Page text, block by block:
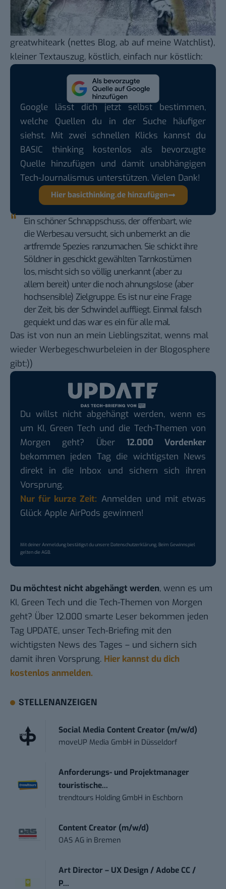
greatwhiteark (nettes Blog, ab auf meine Watchlist),
kleiner Textauszug, köstlich, einfach nur köstlich:
Google lässt dich jetzt selbst bestimmen,
welche Quellen du in der Suche häufiger
siehst. Mit zwei schnellen Klicks kannst du
BASIC thinking kostenlos als bevorzugte
Quelle hinzufügen und damit unabhängigen
Tech-Journalismus unterstützen. Vielen Dank!
Hier basicthinking.de hinzufügen
Ein schöner Schnappschuss, der offenbart, wie
die Werbesau versucht, sich unbemerkt an die
artfremde Spezies ranzumachen. Sie schickt ihre
Söldner in geschickt gewählten Tarnkostümen
los, mischt sich so völlig unerkannt (aber zu
allem bereit) unter die noch ahnungslose (aber
hochsensible) Zielgruppe. Es ist nur eine Frage
der Zeit, bis der Schwindel auffliegt. Einmal falsch
gequiekt und das war es ein für alle mal.
Das ist von nun an mein Lieblingszitat, wenns mal
wieder Werbegeschwurbeleien in der Blogosphere
gibt:))
Du willst nicht abgehängt werden, wenn es
um KI, Green Tech und die Tech-Themen von
Morgen geht? Über 12.000 Vordenker
bekommen jeden Tag die wichtigsten News
direkt in die Inbox und sichern sich ihren
Vorsprung.
Nur für kurze Zeit: Anmelden und mit etwas
Glück Apple AirPods gewinnen!
Mit deiner Anmeldung bestätigst du unsereDatenschutzerklärung. Beim Gewinnspiel
gelten dieAGB.
Du möchtest nicht abgehängt werden, wenn es um
KI, Green Tech und die Tech-Themen von Morgen
geht? Über 12.000 smarte Leser bekommen jeden
Tag UPDATE, unser Tech-Briefing mit den
wichtigsten News des Tages – und sichern sich
damit ihren Vorsprung. Hier kannst du dich
kostenlos anmelden.
STELLENANZEIGEN
Social Media Content Creator (m/w/d)
moveUP Media GmbH in Düsseldorf
Anforderungs- und Projektmanager
touristische...
trendtours Holding GmbH in Eschborn
Content Creator (m/w/d)
OAS AG in Bremen
Art Director – UX Design / Adobe CC /
P...